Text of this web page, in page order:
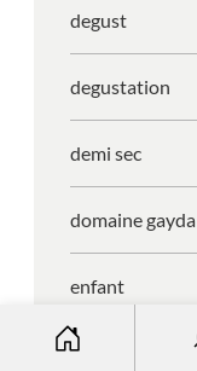
degust
degustation
demi sec
domaine gayda
enfant
entreprise